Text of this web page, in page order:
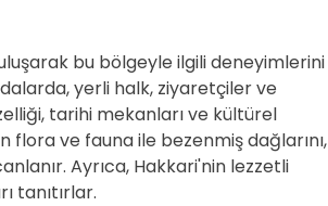
bu bölgeyle ilgili deneyimlerini
yerli halk, ziyaretçiler ve
tarihi mekanları ve kültürel
flora ve fauna ile bezenmiş dağlarını,
Ayrıca, Hakkari'nin lezzetli
tanıtırlar.